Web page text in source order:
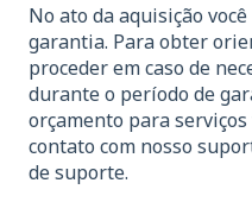
No ato da aquisição
garantia. Para obter
proceder em caso de
durante o período de
orçamento para
contato com nosso
de suporte.